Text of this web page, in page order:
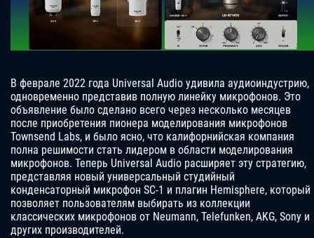
В феврале 2022 года Universal Audio удивила аудиоиндустрию,
одновременно представив полную линейку микрофонов. Это
объявление было сделано всего через несколько месяцев
после приобретения пионера моделирования микрофонов
Townsend Labs, и было ясно, что калифорнийская компания
полна решимости стать лидером в области моделирования
микрофонов. Теперь Universal Audio расширяет эту стратегию,
представляя новый универсальный студийный
конденсаторный микрофон SC-1 и плагин Hemisphere, который
позволяет пользователям выбирать из коллекции
классических микрофонов от Neumann, Telefunken, AKG, Sony и
других производителей.